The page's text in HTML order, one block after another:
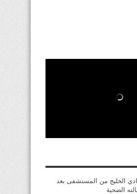
الخليج من المستشفى بعد
الصحية